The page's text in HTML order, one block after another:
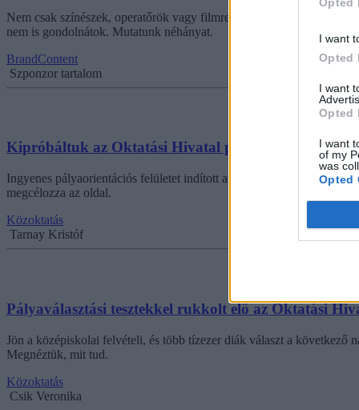
I want
Opted
I want
Opted
I want
of my
was
Opted
Nem csak színészek, operatőrök vagy filmrendezők lehettek, ha
nem is gondolnátok. Mutatunk néhányat.
BrandContent
Szponzor tartalom
Kipróbáltuk az Oktatási Hivatal pályaorientációs
Ingyenes pályaorientációs felületet indított az Oktatási Hivatal, itt
megcélozza az oldal.
Közoktatás
Tarnay Kristóf
Pályaválasztási tesztekkel rukkolt elő az Oktatási
Jön a középiskolai felvételi, és több tízezer diák választ a következő
Megnéztük, mit tud.
Közoktatás
Csik Veronika